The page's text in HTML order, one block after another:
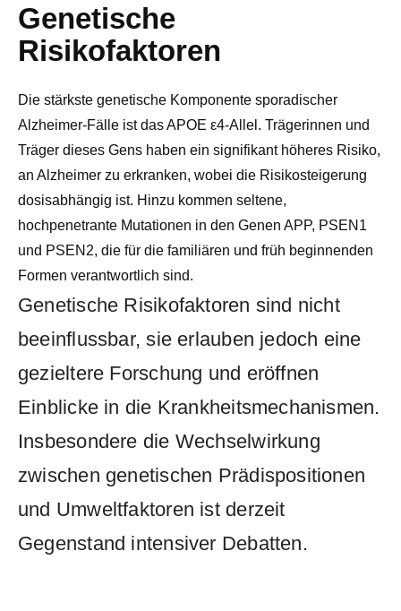
Genetische
Risikofaktoren
Die stärkste genetische Komponente sporadischer
Alzheimer-Fälle ist das APOE ε4-Allel. Trägerinnen und
Träger dieses Gens haben ein signifikant höheres Risiko,
an Alzheimer zu erkranken, wobei die Risikosteigerung
dosisabhängig ist. Hinzu kommen seltene,
hochpenetrante Mutationen in den Genen APP, PSEN1
und PSEN2, die für die familiären und früh beginnenden
Formen verantwortlich sind.
Genetische Risikofaktoren sind nicht
beeinflussbar, sie erlauben jedoch eine
gezieltere Forschung und eröffnen
Einblicke in die Krankheitsmechanismen.
Insbesondere die Wechselwirkung
zwischen genetischen Prädispositionen
und Umweltfaktoren ist derzeit
Gegenstand intensiver Debatten.